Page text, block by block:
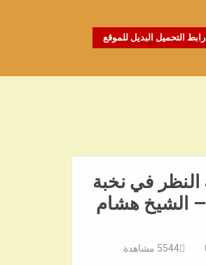
رابط التحميل البديل للموقع
في نخبة
– الشيخ هشام
5544 مشاهدة